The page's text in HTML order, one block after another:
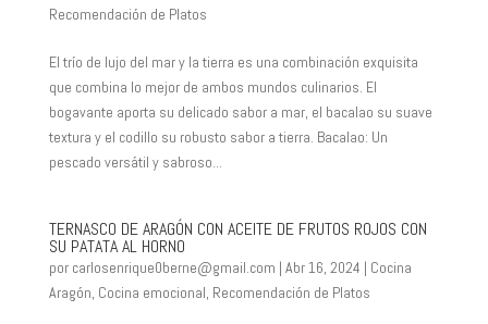
Recomendación de Platos
El trío de lujo del mar y la tierra es una combinación exquisita
que combina lo mejor de ambos mundos culinarios. El
bogavante aporta su delicado sabor a mar, el bacalao su suave
textura y el codillo su robusto sabor a tierra. Bacalao: Un
pescado versátil y sabroso...
TERNASCO DE ARAGÓN CON ACEITE DE FRUTOS ROJOS CON
SU PATATA AL HORNO
por carlosenrique0berne@gmail.com | Abr 16, 2024 | Cocina
Aragón, Cocina emocional, Recomendación de Platos